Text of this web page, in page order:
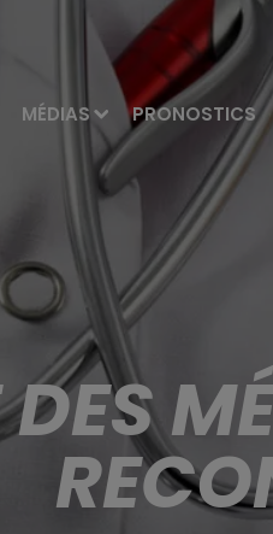
MÉDIAS PRONOSTICS